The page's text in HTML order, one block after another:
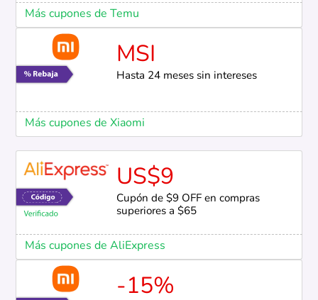
Más cupones de Temu
MSI
Hasta 24 meses sin intereses
Más cupones de Xiaomi
US$9
Cupón de $9 OFF en compras
superiores a $65
Más cupones de AliExpress
-15%